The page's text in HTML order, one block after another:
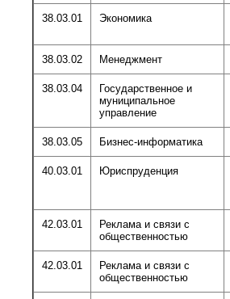
38.03.01 Экономика
38.03.02 Менеджмент
38.03.04
Государственное и
муниципальное
управление
38.03.05 Бизнес-информатика
40.03.01 Юриспруденция
42.03.01
Реклама и связи с
общественностью
42.03.01
Реклама и связи с
общественностью